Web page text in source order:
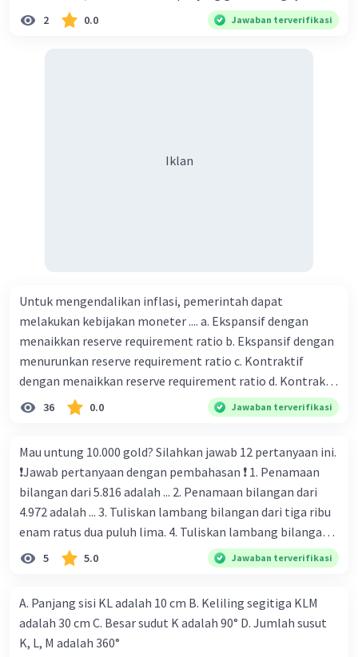
2 0.0 Jawaban terverifikasi
Iklan
Untuk mengendalikan inflasi, pemerintah dapat
melakukan kebijakan moneter .... a. Ekspansif dengan
menaikkan reserve requirement ratio b. Ekspansif dengan
menurunkan reserve requirement ratio c. Kontraktif
dengan menaikkan reserve requirement ratio d. Kontraktif
dengan menurunkan reserve requirement ratio e.
Ekspansif dengan menaikkan tingkat diskonto Bila Bank
ceteris paribus maka .... a. Menimbulkan inflasi di mana
bentuk kurva jumlah uang beredar (penawaran uang) naik
dari kiri bawah ke kanan atas b. Menimbulkan deflasi di
mana bentuk kurva jumlah uang beredar (penawaran
uang) naik dari kiri bawah ke kanan atas c. Tingkat bunga
meningkat di mana bentuk kurva jumlah uang beredar
Tingkat bunga turun di mana bentuk kurva jumlah uang
beredar (penawaran uang) naik dari kiri bawah ke kanan
atas e. Tingkat bunga turun di mana bentuk kurva jumlah
36 0.0 Jawaban terverifikasi
Mau untung 10.000 gold? Silahkan jawab 12 pertanyaan ini.
❗️Jawab pertanyaan dengan pembahasan ❗️ 1. Penamaan
bilangan dari 5.816 adalah ... 2. Penamaan bilangan dari
4.972 adalah ... 3. Tuliskan lambang bilangan dari tiga ribu
enam ratus dua puluh lima. 4. Tuliskan lambang bilangan
dari tujuh ribu sembilan ratus tiga puluh enam. 5. 2.836 +
7.196 = ... 6. 4.811 + 5.315 = ... 7. 3.916 - 1.246 = ... 8. 529 × 76 =
Garam 3¼ sendok teh Gula 1.5 sendok teh Penyedap 4/6
sendok makan Air 80% sendok Jawab pernyataan berikut
dengan benar Takaran paling banyak ... Takaran paling
5 5.0 Jawaban terverifikasi
A. Panjang sisi KL adalah 10 cm B. Keliling segitiga KLM
adalah 30 cm C. Besar sudut K adalah 90° D. Jumlah susut
K, L, M adalah 360°